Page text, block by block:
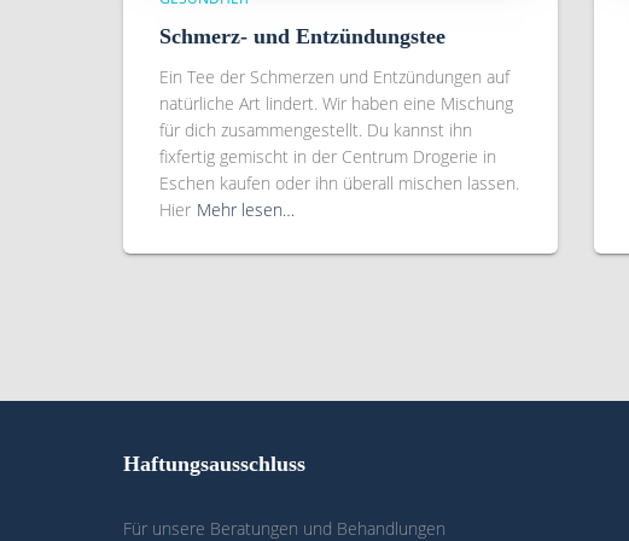
Schmerz- und Entzündungstee
Ein Tee der Schmerzen und Entzündungen auf
natürliche Art lindert. Wir haben eine Mischung
für dich zusammengestellt. Du kannst ihn
fixfertig gemischt in der Centrum Drogerie in
Eschen kaufen oder ihn überall mischen lassen.
Hier Mehr lesen…
Haftungsausschluss
Für unsere Beratungen und Behandlungen